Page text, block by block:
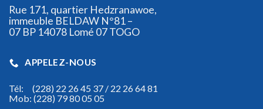
Rue 171, quartier Hedzranawoe,
immeuble BELDAW N°81 –
07 BP 14078 Lomé 07 TOGO
APPELEZ-NOUS
Tél: (228) 22 26 45 37 / 22 26 64 81
Mob: (228) 79 80 05 05